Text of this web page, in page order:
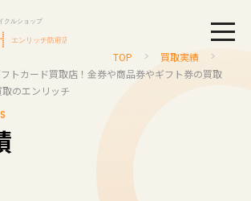
TOP
買取実績
トカード買取店！金券や商品券やギフト券の買取
のエンリッチ